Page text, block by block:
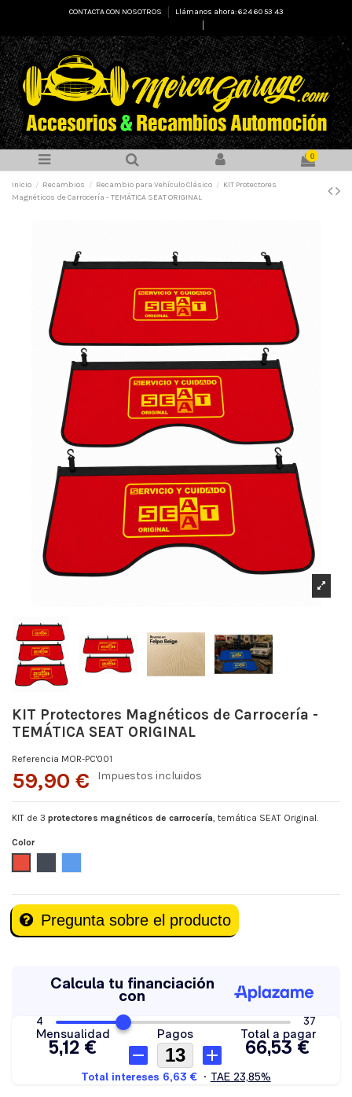
CONTACTA CON NOSOTROS
Llámanos ahora: 624 60 53 43
0
Inicio Recambios Recambio para Vehículo Clásico
KIT Protectores
Magnéticos de Carrocería - TEMÁTICA SEAT ORIGINAL
KIT Protectores Magnéticos de Carrocería -
TEMÁTICA SEAT ORIGINAL
Referencia MOR-PC'001
59,90 € Impuestos incluidos
KIT de 3 protectores magnéticos de carrocería, temática SEAT Original.
Color
Pregunta sobre el producto